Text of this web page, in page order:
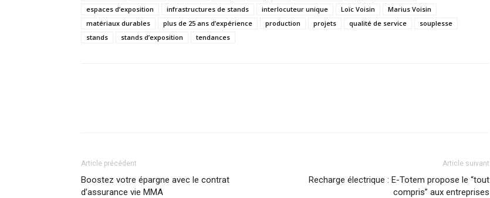
espaces d’exposition
infrastructures de stands interlocuteur unique Loïc Voisin
Marius Voisin
matériaux durables
plus de 25 ans d’expérience production projets qualité de service
souplesse
stands
stands d’exposition tendances
Article précédent
Boostez votre épargne avec le contrat
d’assurance vie MMA
Article suivant
Recharge électrique : E-Totem propose le “tout
compris” aux entreprises